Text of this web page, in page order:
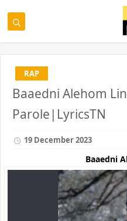
RAP
Baaedni Alehom
Parole|LyricsTN
19 December 2023
Baaedni